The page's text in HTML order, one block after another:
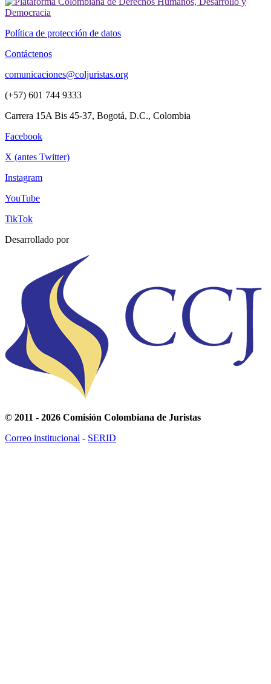
Política de protección de datos
Contáctenos
comunicaciones@coljuristas.org
(+57) 601 744 9333
Carrera 15A Bis 45-37, Bogotá, D.C., Colombia
Facebook
X (antes Twitter)
Instagram
YouTube
TikTok
Desarrollado por
© 2011 - 2026 Comisión Colombiana de Juristas
Correo institucional - SERID